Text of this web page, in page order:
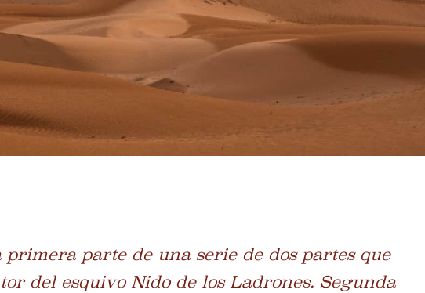
primera parte de una serie de dos partes que
del esquivo Nido de los Ladrones. Segunda